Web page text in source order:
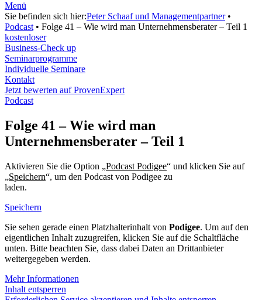
Menü
Sie befinden sich hier:Peter Schaaf und Managementpartner•
Podcast • Folge 41 – Wie wird man Unternehmensberater – Teil 1
kostenloser
Business-Check up
Seminarprogramme
Individuelle Seminare
Kontakt
Jetzt bewerten auf ProvenExpert
Podcast
Folge 41 – Wie wird man
Unternehmensberater – Teil 1
Aktivieren Sie die Option „Podcast Podigee“ und klicken Sie auf
„Speichern“, um den Podcast von Podigee zu
laden.
Speichern
Sie sehen gerade einen Platzhalterinhalt von Podigee. Um auf den
eigentlichen Inhalt zuzugreifen, klicken Sie auf die Schaltfläche
unten. Bitte beachten Sie, dass dabei Daten an Drittanbieter
weitergegeben werden.
Mehr Informationen
Inhalt entsperren